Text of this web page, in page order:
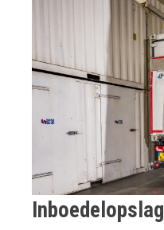
Inboedelopslag